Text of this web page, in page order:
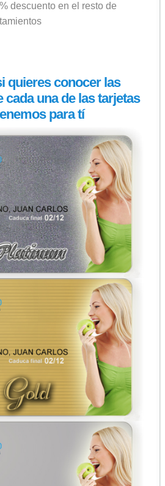
descuento en el resto de
quieres conocer las
cada una de las tarjetas
para tí